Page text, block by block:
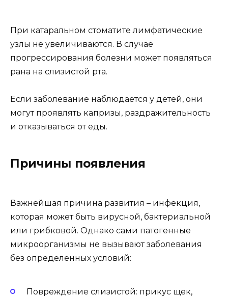
При катаральном стоматите лимфатические
узлы не увеличиваются. В случае
прогрессирования болезни может появляться
рана на слизистой рта.
Если заболевание наблюдается у детей, они
могут проявлять капризы, раздражительность
и отказываться от еды.
Причины появления
Важнейшая причина развития – инфекция,
которая может быть вирусной, бактериальной
или грибковой. Однако сами патогенные
микроорганизмы не вызывают заболевания
без определенных условий:
Повреждение слизистой: прикус щек,